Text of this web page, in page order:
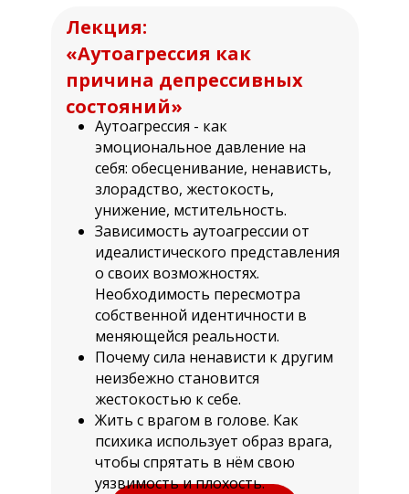
Лекция:
«Аутоагрессия как
причина депрессивных
состояний»
Аутоагрессия - как
эмоциональное давление на
себя: обесценивание, ненависть,
злорадство, жестокость,
унижение, мстительность.
Зависимость аутоагрессии от
идеалистического представления
о своих возможностях.
Необходимость пересмотра
собственной идентичности в
меняющейся реальности.
Почему сила ненависти к другим
неизбежно становится
жестокостью к себе.
Жить с врагом в голове. Как
психика использует образ врага,
чтобы спрятать в нём свою
уязвимость и плохость.